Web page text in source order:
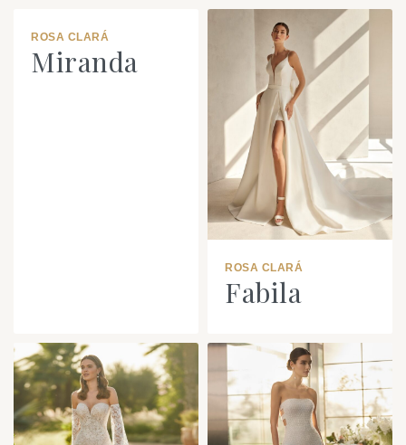
ROSA CLARÁ
Miranda
ROSA CLARÁ
Fabila